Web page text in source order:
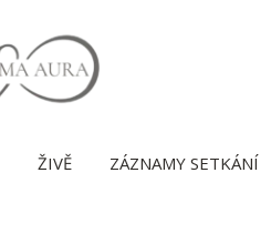
ŽIVĚ ZÁZNAMY SETKÁNÍ